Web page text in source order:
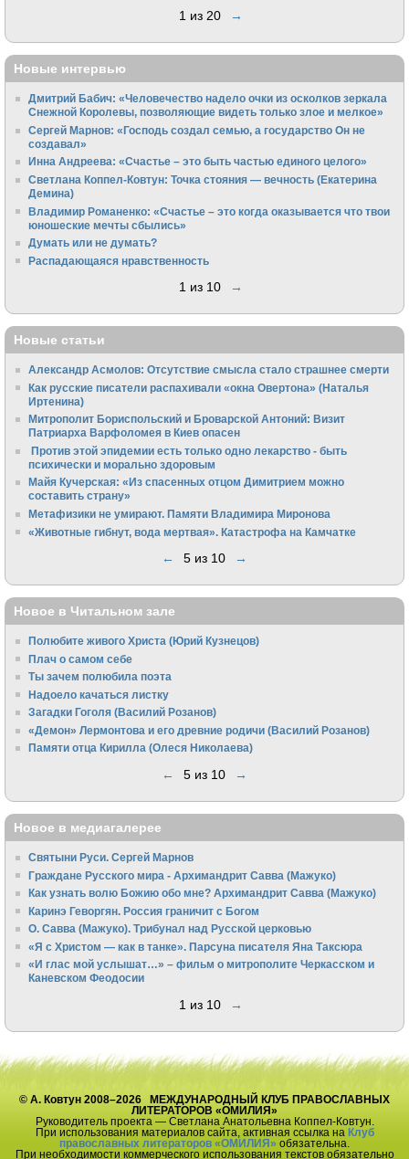
1 из 20 →
Новые интервью
Дмитрий Бабич: «Человечество надело очки из осколков зеркала
Снежной Королевы, позволяющие видеть только злое и мелкое»
Сергей Марнов: «Господь создал семью, а государство Он не
создавал»
Инна Андреева: «Счастье – это быть частью единого целого»
Светлана Коппел-Ковтун: Точка стояния — вечность (Екатерина
Демина)
Владимир Романенко: «Счастье – это когда оказывается что твои
юношеские мечты сбылись»
Думать или не думать?
Распадающаяся нравственность
1 из 10 →
Новые статьи
Александр Асмолов: Отсутствие смысла стало страшнее смерти
Как русские писатели распахивали «окна Овертона» (Наталья
Иртенина)
Митрополит Бориспольский и Броварской Антоний: Визит
Патриарха Варфоломея в Киев опасен
Против этой эпидемии есть только одно лекарство - быть
психически и морально здоровым
Майя Кучерская: «Из спасенных отцом Димитрием можно
составить страну»
Метафизики не умирают. Памяти Владимира Миронова
«Животные гибнут, вода мертвая». Катастрофа на Камчатке
← 5 из 10 →
Новое в Читальном зале
Полюбите живого Христа (Юрий Кузнецов)
Плач о самом себе
Ты зачем полюбила поэта
Надоело качаться листку
Загадки Гоголя (Василий Розанов)
«Демон» Лермонтова и его древние родичи (Василий Розанов)
Памяти отца Кирилла (Олеся Николаева)
← 5 из 10 →
Новое в медиагалерее
Святыни Руси. Сергей Марнов
Граждане Русского мира - Архимандрит Савва (Мажуко)
Как узнать волю Божию обо мне? Архимандрит Савва (Мажуко)
Каринэ Геворгян. Россия граничит с Богом
О. Савва (Мажуко). Трибунал над Русской церковью
«Я с Христом — как в танке». Парсуна писателя Яна Таксюра
«И глас мой услышат…» – фильм о митрополите Черкасском и
Каневском Феодосии
1 из 10 →
© А. Ковтун 2008–2026 МЕЖДУНАРОДНЫЙ КЛУБ ПРАВОСЛАВНЫХ
ЛИТЕРАТОРОВ «ОМИЛИЯ»
Руководитель проекта — Светлана Анатольевна Коппел-Ковтун.
При использования материалов сайта, активная ссылка на Клуб
православных литераторов «ОМИЛИЯ» обязательна.
При необходимости коммерческого использования текстов обязательно